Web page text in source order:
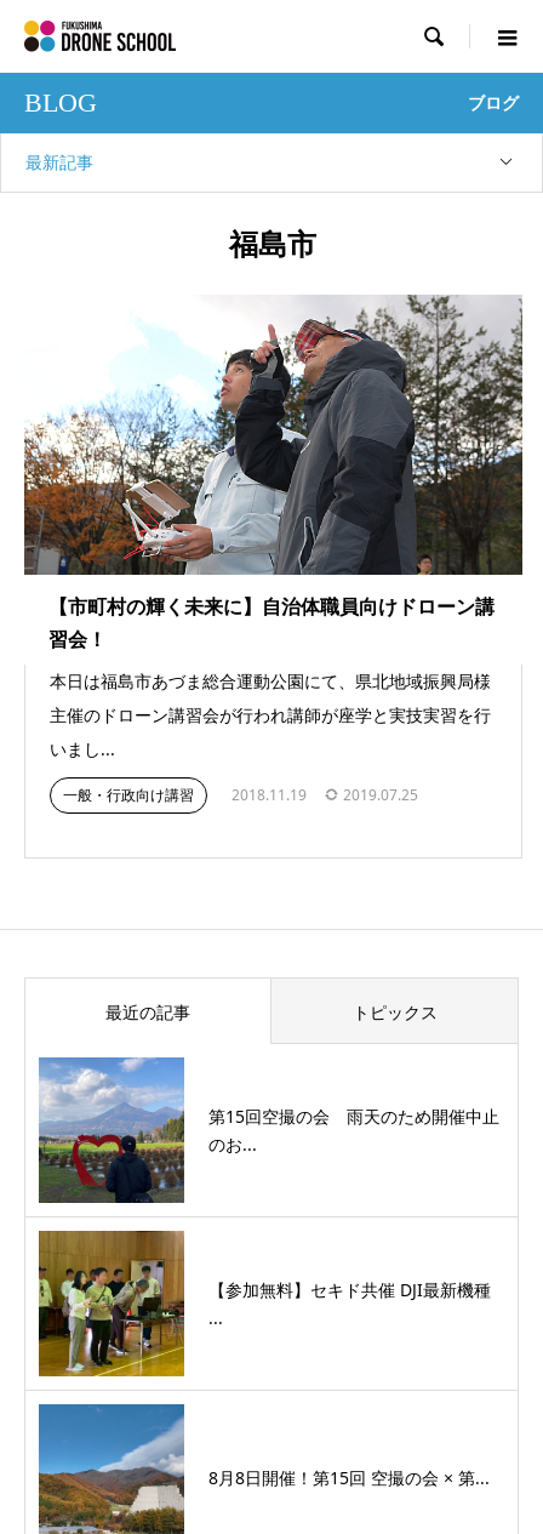

BLOG ブログ
最新記事
福島市
【市町村の輝く未来に】自治体職員向けドローン講
習会！
本日は福島市あづま総合運動公園にて、県北地域振興局様
主催のドローン講習会が行われ講師が座学と実技実習を行
いまし...
一般・行政向け講習 2018.11.19 2019.07.25
最近の記事 トピックス
第15回空撮の会 雨天のため開催中止
のお...
【参加無料】セキド共催 DJI最新機種
...
8月8日開催！第15回 空撮の会 × 第...